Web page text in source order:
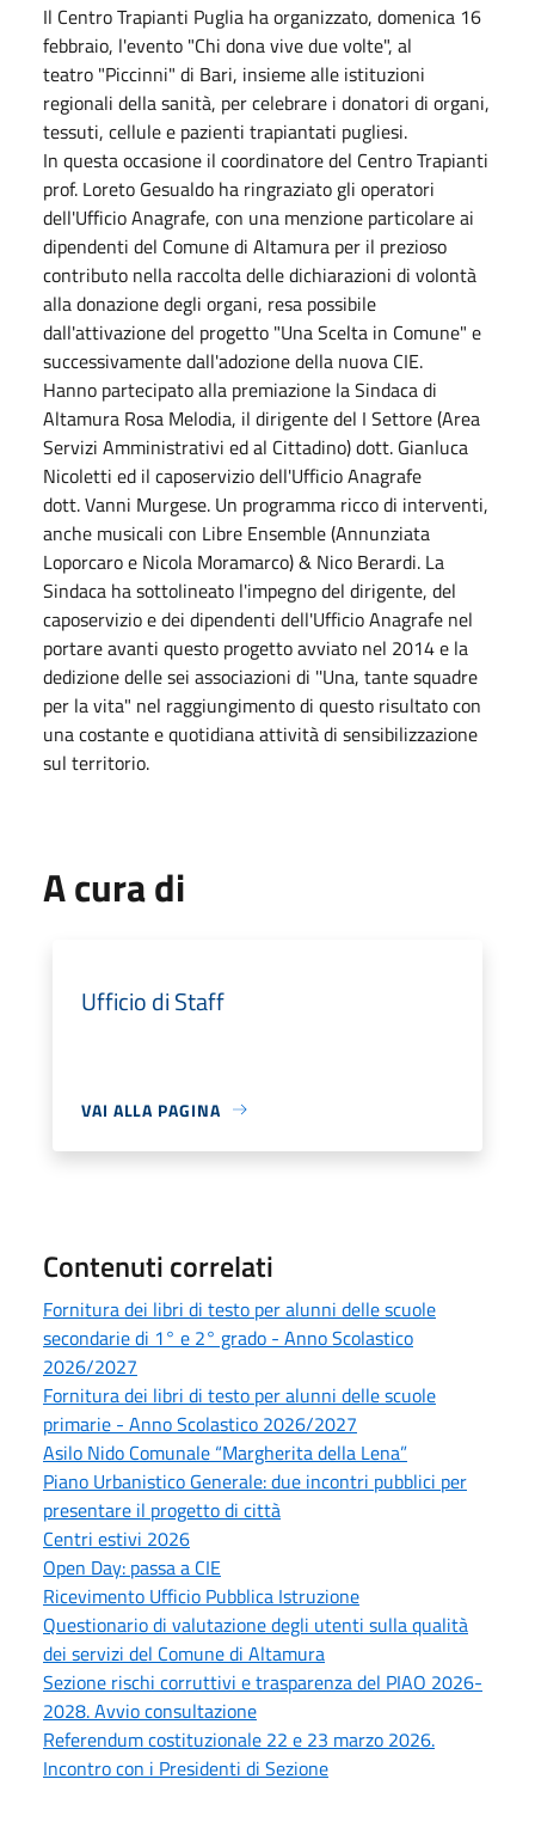
Il Centro Trapianti Puglia ha organizzato, domenica 16
febbraio, l'evento "Chi dona vive due volte", al
teatro "Piccinni" di Bari, insieme alle istituzioni
regionali della sanità, per celebrare i donatori di organi,
tessuti, cellule e pazienti trapiantati pugliesi.
In questa occasione il coordinatore del Centro Trapianti
prof. Loreto Gesualdo ha ringraziato gli operatori
dell'Ufficio Anagrafe, con una menzione particolare ai
dipendenti del Comune di Altamura per il prezioso
contributo nella raccolta delle dichiarazioni di volontà
alla donazione degli organi, resa possibile
dall'attivazione del progetto "Una Scelta in Comune" e
successivamente dall'adozione della nuova CIE.
Hanno partecipato alla premiazione la Sindaca di
Altamura Rosa Melodia, il dirigente del I Settore (Area
Servizi Amministrativi ed al Cittadino) dott. Gianluca
Nicoletti ed il caposervizio dell'Ufficio Anagrafe
dott. Vanni Murgese. Un programma ricco di interventi,
anche musicali con Libre Ensemble (Annunziata
Loporcaro e Nicola Moramarco) & Nico Berardi. La
Sindaca ha sottolineato l'impegno del dirigente, del
caposervizio e dei dipendenti dell'Ufficio Anagrafe nel
portare avanti questo progetto avviato nel 2014 e la
dedizione delle sei associazioni di ''Una, tante squadre
per la vita" nel raggiungimento di questo risultato con
una costante e quotidiana attività di sensibilizzazione
sul territorio.
A cura di
Ufficio di Staff
VAI ALLA PAGINA
Contenuti correlati
Fornitura dei libri di testo per alunni delle scuole
secondarie di 1° e 2° grado - Anno Scolastico
2026/2027
Fornitura dei libri di testo per alunni delle scuole
primarie - Anno Scolastico 2026/2027
Asilo Nido Comunale “Margherita della Lena”
Piano Urbanistico Generale: due incontri pubblici per
presentare il progetto di città
Centri estivi 2026
Open Day: passa a CIE
Ricevimento Ufficio Pubblica Istruzione
Questionario di valutazione degli utenti sulla qualità
dei servizi del Comune di Altamura
Sezione rischi corruttivi e trasparenza del PIAO 2026-
2028. Avvio consultazione
Referendum costituzionale 22 e 23 marzo 2026.
Incontro con i Presidenti di Sezione